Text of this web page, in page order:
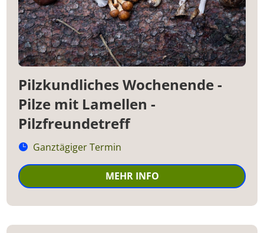
Pilzkundliches Wochenende -
Pilze mit Lamellen -
Pilzfreundetreff
Ganztägiger Termin
MEHR INFO